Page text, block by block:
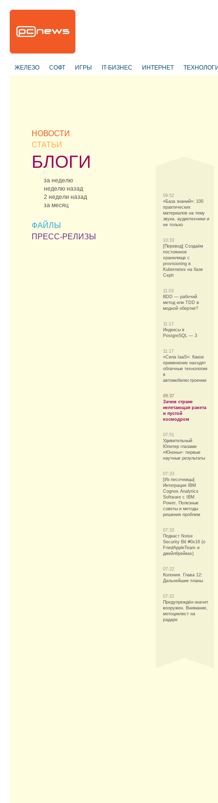
ЖЕЛЕЗО СОФТ ИГРЫ IT-БИЗНЕС ИНТЕРНЕТ
НОВОСТИ
СТАТЬИ
БЛОГИ
за неделю
неделю назад
2 недели назад
за месяц
ФАЙЛЫ
ПРЕСС-РЕЛИЗЫ
09:52
«База знаний»: 100
практических
материалов на тему
звука, аудиотехники и
не только
10:33
[Перевод] Создаём
постоянное
хранилище с
provisioning в
Kubernetes на базе
Ceph
11:03
BDD — рабочий
метод или TDD в
модной обертке?
11:17
Индексы в
PostgreSQL — 3
11:17
«Сила IaaS»: Какое
применение находят
облачные технологии
в
автомобилестроении
09:37
Зачем стране
нелетающая ракета
и пустой
космодром
07:51
Удивительный
Юпитер глазами
«Юноны»: первые
научные результаты
07:33
[Из песочницы]
Интеграция IBM
Cognos Analytics
Software с IBM
Power. Полезные
советы и методы
решения проблем
07:33
Подкаст Noise
Security Bit #0x16 (о
FriedAppleTeam и
джейлбрейках)
07:22
Колония. Глава 12:
Дальнейшие планы
07:22
Предупреждён-значит
вооружен. Внимание,
мотоциклист на
радаре